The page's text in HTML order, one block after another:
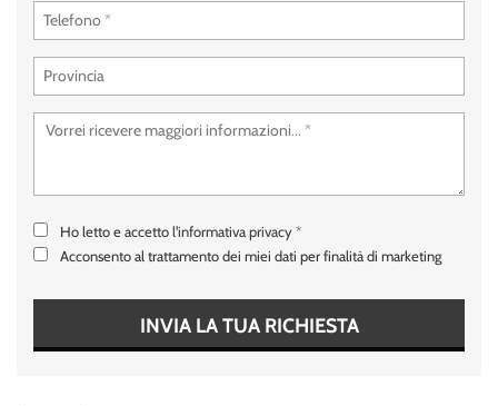
Ho letto e accettol'informativa privacy*
Acconsento al trattamento dei miei dati per finalità di marketing
INVIA LA TUA RICHIESTA
qualsiasi
Cookie per il miglioramento dell'esperienza utente